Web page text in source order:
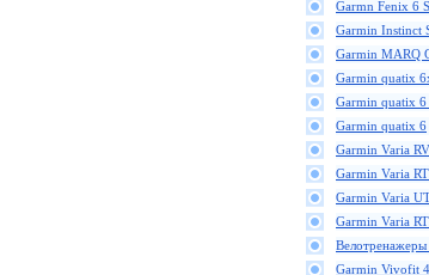
Garmn Fenix 6
Garmin Instinct
Garmin MARQ
Garmin quatix
Garmin quatix
Garmin quatix 6
Garmin Varia
Garmin Varia
Garmin Varia
Garmin Varia
Garmin Vivofit 4